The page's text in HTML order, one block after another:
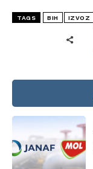
TAGS BIH IZVOZ